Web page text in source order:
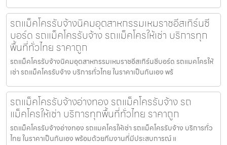
รถแม็คโครรับจ้างนิคมอุตสาหกรรมเหมราชอีสเทิร์นซี
บอร์ด รถแม็คโครรับจ้าง รถแม็คโครให้เช่า บริการทุก
พื้นที่ทั่วไทย ราคาถูก
รถแม็คโครรับจ้างนิคมอุตสาหกรรมเหมราชอีสเทิร์นซีบอร์ด รถแมคโครให้
เช่า รถแม็คโครรับจ้าง บริการทั่วไทย ในราคาเป็นกันเอง พร้
รถแม็คโครรับจ้างอ่างทอง รถแม็คโครรับจ้าง รถ
แม็คโครให้เช่า บริการทุกพื้นที่ทั่วไทย ราคาถูก
รถแม็คโครรับจ้างอ่างทอง รถแมคโครให้เช่า รถแม็คโครรับจ้าง บริการทั่ว
ไทย ในราคาเป็นกันเอง พร้อมด้วยทีมงานที่มีประสบการณ์ แ